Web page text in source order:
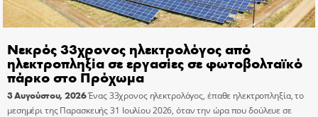
Νεκρός 33χρονος ηλεκτρολόγος από
ηλεκτροπληξία σε εργασίες σε φωτοβολταϊκό
πάρκο στο Πρόχωμα
3 Αυγούστου, 2026Ένας 33χρονος ηλεκτρολόγος, έπαθε ηλεκτροπληξία, το
μεσημέρι της Παρασκευής 31 Ιουλίου 2026, όταν την ώρα που δούλευε σε